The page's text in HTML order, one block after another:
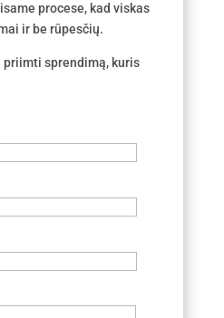
procese, kad viskas
ir be rūpesčių.
sprendimą, kuris